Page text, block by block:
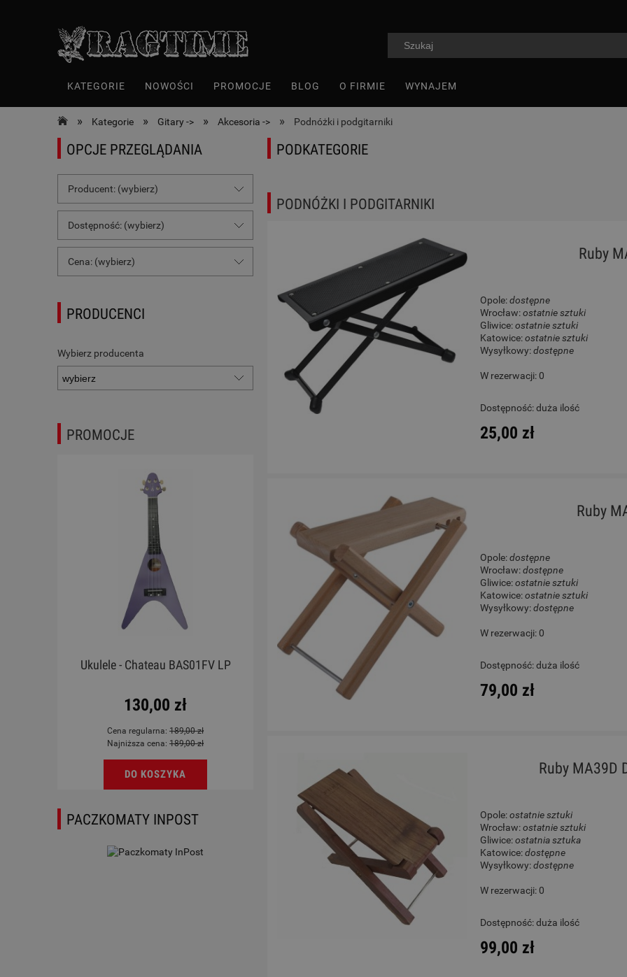
KATEGORIE NOWOŚCI PROMOCJE BLOG O FIRMIE WYNAJEM
» Kategorie » Gitary -> » Akcesoria -> » Podnóżki i podgitarniki
OPCJE PRZEGLĄDANIA
Producent: (wybierz)
Dostępność: (wybierz)
Cena: (wybierz)
PRODUCENCI
Wybierz producenta
PROMOCJE
Ukulele - Chateau BAS01FV LP
130,00 zł
Cena regularna: 189,00 zł
Najniższa cena: 189,00 zł
DO KOSZYKA
Tomy - Dragon's Drums MAQA05
600,00 zł
DO KOSZYKA
Gitara Klasyczna 3/4 -
DO KOSZYKA
PACZKOMATY INPOST
PODKATEGORIE
PODNÓŻKI I PODGITARNIKI
Ruby
Opole:dostępne
Wrocław:ostatnie sztuki
Gliwice:ostatnie sztuki
Katowice:ostatnie sztuki
Wysyłkowy:dostępne
W rezerwacji: 0
Dostępność:duża ilość
25,00 zł
Ruby
Opole:dostępne
Wrocław:dostępne
Gliwice:ostatnie sztuki
Katowice:ostatnie sztuki
Wysyłkowy:dostępne
W rezerwacji: 0
Dostępność:duża ilość
79,00 zł
Ruby MA39D
Opole:ostatnie sztuki
Wrocław:ostatnie sztuki
Gliwice:ostatnia sztuka
Katowice:dostępne
Wysyłkowy:dostępne
W rezerwacji: 0
Dostępność:duża ilość
99,00 zł